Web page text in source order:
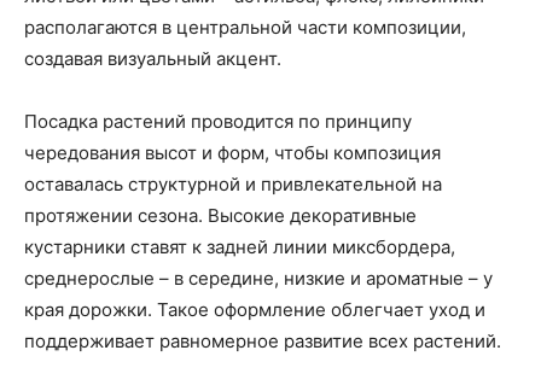
располагаются в центральной части композиции,
создавая визуальный акцент.
Посадка растений проводится по принципу
чередования высот и форм, чтобы композиция
оставалась структурной и привлекательной на
протяжении сезона. Высокие декоративные
кустарники ставят к задней линии миксбордера,
среднерослые – в середине, низкие и ароматные – у
края дорожки. Такое оформление облегчает уход и
поддерживает равномерное развитие всех растений.